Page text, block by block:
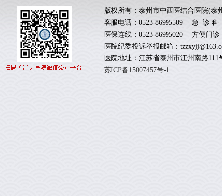
版权所有：泰州市中西医结合医院(泰
客服电话：0523-86995509 急 诊 科
医保连线：0523-86995020 方便门
医院纪委投诉举报邮箱：
医院地址：江苏省泰州市江州南路111
苏ICP备15007457号-1